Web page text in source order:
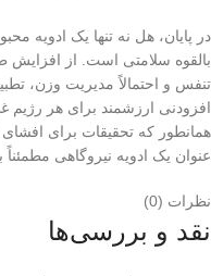
در پایان، هل نه تنها یک ادویه
بالقوه سلامتی است. از
تنفس و احتمالاً مدیریت وزن،
افزودنی ارزشمند برای هر رژیم
همانطور که تحقیقات برای
عنوان یک ادویه نیروگاهی مطمئناً
نظرات (0)
نقد و بررسی‌ها